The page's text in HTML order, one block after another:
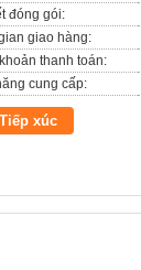
đóng gói:
giao hàng:
thanh toán:
cung cấp:
Tiếp xúc